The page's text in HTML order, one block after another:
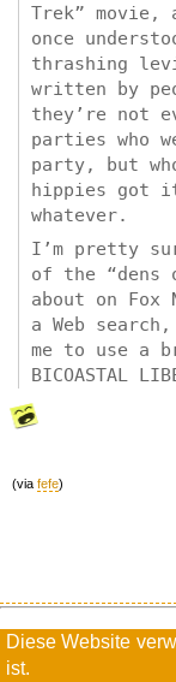
Diese Website
ist.
Trek” movie,
once
thrashing
written by
they’re not
parties who
party, but
hippies got
whatever.
I’m pretty
of the
about on
a Web
me to use a
BICOASTAL
(via fefe)